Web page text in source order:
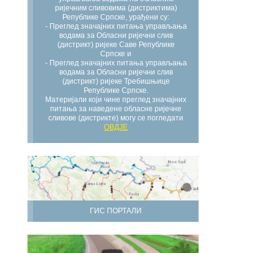
ријечним сливовима (дистриктима)
Републике Српске, урађени су:
- Преглед значајних питања управљања
водама за Обласни ријечни слив
(дистрикт) ријеке Саве Републике
Српске и
- Преглед значајних питања управљања
водама за Обласни ријечни слив
(дистрикт) ријеке Требишњице
Републике Српске.
Материјали који чине преглед значајних
питања за наведене обласне ријечне
сливове (дистрикте) могу се погледати
ОВДЈЕ
ГИС ПОРТАЛИ